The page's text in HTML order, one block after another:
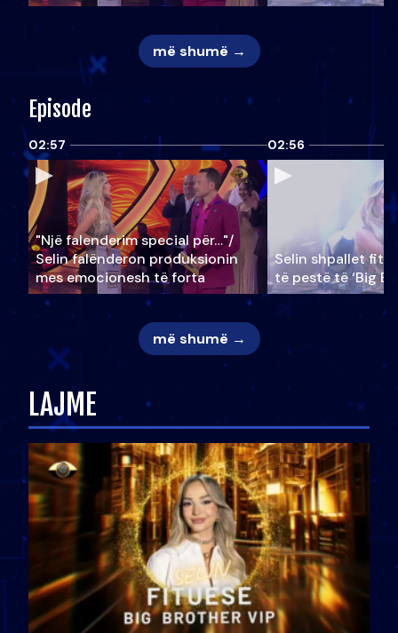
më shumë →
Episode
02:57
"Një falenderim special për…"/
Selin falënderon produksionin
mes emocionesh të forta
02:56
Selin shpallet
të pestë të ‘Big
më shumë →
LAJME